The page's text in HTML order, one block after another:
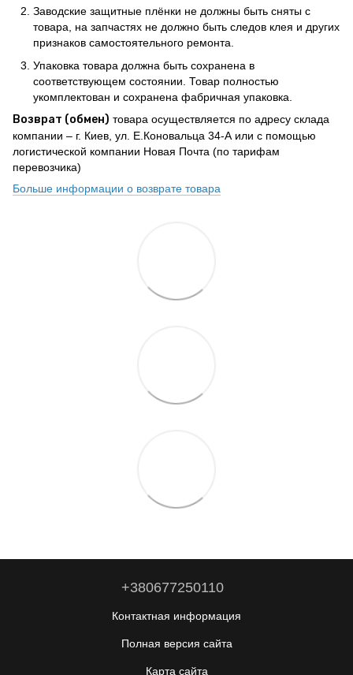
Заводские защитные плёнки не должны быть сняты с
товара, на запчастях не должно быть следов клея и других
признаков самостоятельного ремонта.
Упаковка товара должна быть сохранена в
соответствующем состоянии. Товар полностью
укомплектован и сохранена фабричная упаковка.
Возврат (обмен) товара осуществляется по адресу склада
компании – г. Киев, ул. Е.Коновальца 34-А или с помощью
логистической компании Новая Почта (по тарифам
перевозчика)
Больше информации о возврате товара
+380677250110
Контактная информация
Полная версия сайта
Карта сайта